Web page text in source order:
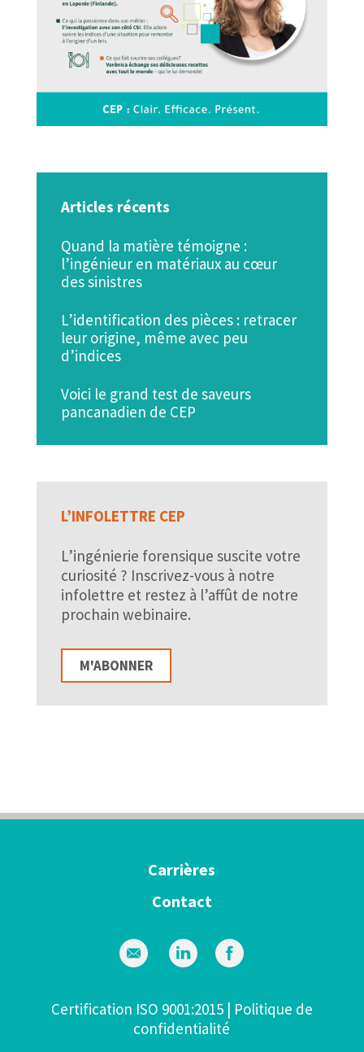
Articles récents
Quand la matière témoigne :
l’ingénieur en matériaux au cœur
des sinistres
L’identification des pièces : retracer
leur origine, même avec peu
d’indices
Voici le grand test de saveurs
pancanadien de CEP
L’INFOLETTRE CEP
L’ingénierie forensique suscite votre
curiosité ? Inscrivez-vous à notre
infolettre et restez à l’affût de notre
prochain webinaire.
M'ABONNER
Carrières
Contact
Certification ISO 9001:2015| Politique de
confidentialité